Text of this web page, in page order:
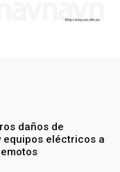
daños de
eléctricos a